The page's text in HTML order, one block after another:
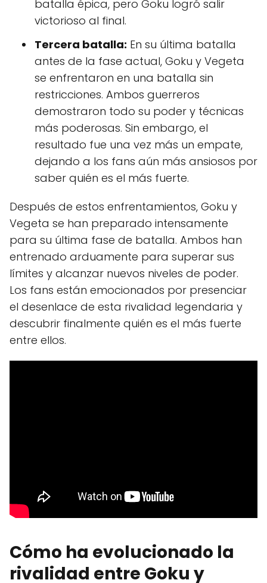
batalla épica, pero Goku logró salir
victorioso al final.
Tercera batalla: En su última batalla
antes de la fase actual, Goku y Vegeta
se enfrentaron en una batalla sin
restricciones. Ambos guerreros
demostraron todo su poder y técnicas
más poderosas. Sin embargo, el
resultado fue una vez más un empate,
dejando a los fans aún más ansiosos por
saber quién es el más fuerte.
Después de estos enfrentamientos, Goku y
Vegeta se han preparado intensamente
para su última fase de batalla. Ambos han
entrenado arduamente para superar sus
límites y alcanzar nuevos niveles de poder.
Los fans están emocionados por presenciar
el desenlace de esta rivalidad legendaria y
descubrir finalmente quién es el más fuerte
entre ellos.
Cómo ha evolucionado la
rivalidad entre Goku y